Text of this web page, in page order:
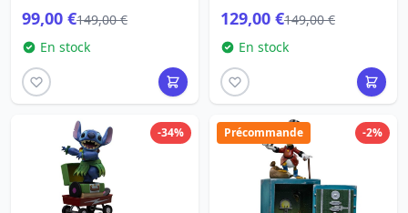
99,00 €149,00 €
En stock
129,00 €149,00 €
En stock
-34% -2%
Précommande